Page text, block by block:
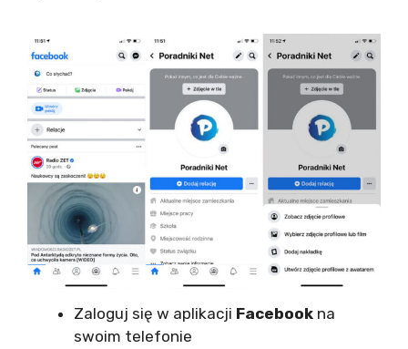
Zaloguj się w aplikacji Facebook na
swoim telefonie